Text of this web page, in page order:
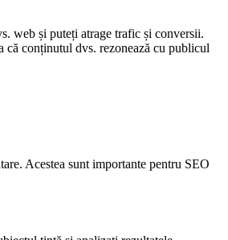
web și puteți atrage trafic și conversii.
că conținutul dvs. rezonează cu publicul
Acestea sunt importante pentru SEO